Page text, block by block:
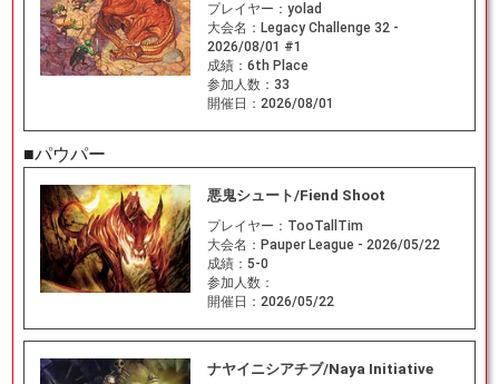
プレイヤー： yolad
大会名： Legacy Challenge 32 -
2026/08/01 #1
成績： 6th Place
参加人数： 33
開催日： 2026/08/01
■パウパー
悪鬼シュート/Fiend Shoot
プレイヤー： TooTallTim
大会名： Pauper League - 2026/05/22
成績： 5-0
参加人数：
開催日： 2026/05/22
ナヤイニシアチブ/Naya Initiative